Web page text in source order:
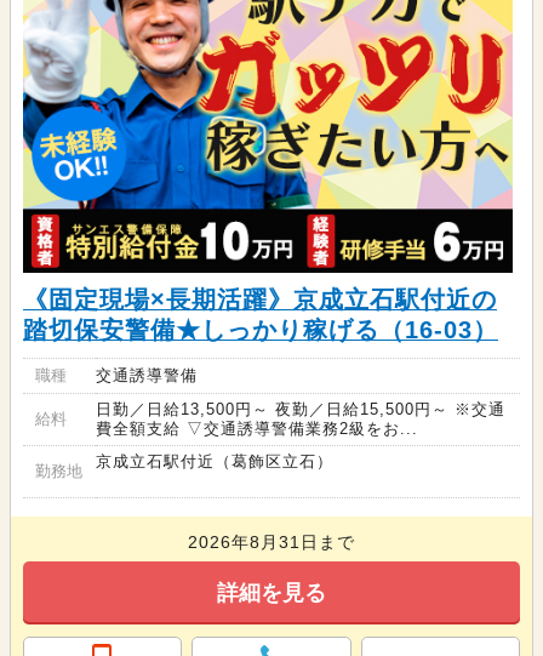
《固定現場×長期活躍》京成立石駅付近の
踏切保安警備★しっかり稼げる（16-03）
職種 交通誘導警備
給料
日勤／日給13,500円～ 夜勤／日給15,500円～ ※交通
費全額支給 ▽交通誘導警備業務2級をお...
勤務地
京成立石駅付近（葛飾区立石）
2026年8月31日まで
詳細を見る